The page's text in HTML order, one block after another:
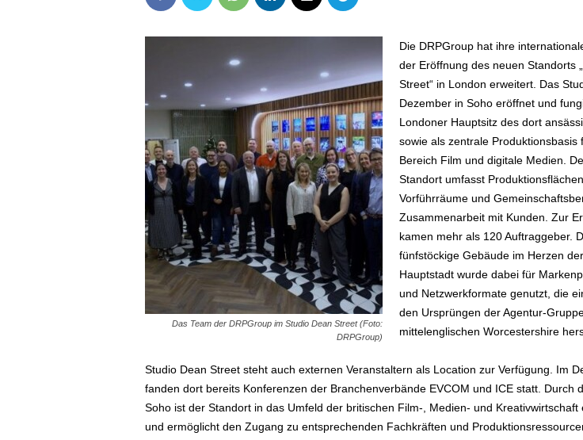
Das Team der DRPGroup im Studio Dean Street (Foto:
DRPGroup)
Die DRPGroup hat ihre
der Eröffnung des neuen Standorts
Street“ in London erweitert. Das
Dezember in Soho eröffnet und
Londoner Hauptsitz des dort
sowie als zentrale Produktionsbasis
Bereich Film und digitale Medien.
Standort umfasst Produktionsflächen,
Vorführräume und
Zusammenarbeit mit Kunden. Zur
kamen mehr als 120 Auftraggeber.
fünfstöckige Gebäude im Herzen
Hauptstadt wurde dabei für
und Netzwerkformate genutzt, die
den Ursprüngen der Agentur-
mittelenglischen Worcestershire
Studio Dean Street steht auch externen Veranstaltern als Location zur Verfügung. Im
fanden dort bereits Konferenzen der Branchenverbände EVCOM und ICE statt. Durch
Soho ist der Standort in das Umfeld der britischen Film-, Medien- und Kreativwirtschaft
und ermöglicht den Zugang zu entsprechenden Fachkräften und